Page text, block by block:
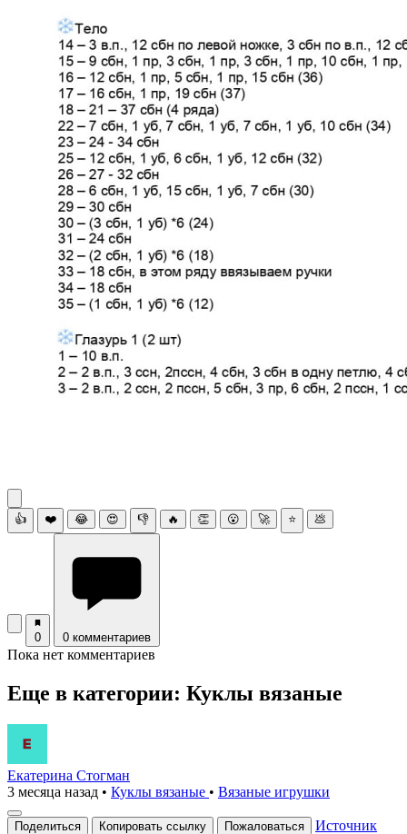
👍 ❤️ 😂 😍 👎 🔥 👏 😮 🚀 ⭐ 💩
0 0 комментариев
Пока нет комментариев
Еще в категории: Куклы вязаные
Екатерина Стогман
3 месяца назад • Куклы вязаные • Вязаные игрушки
Поделиться Копировать ссылку Пожаловаться Источник